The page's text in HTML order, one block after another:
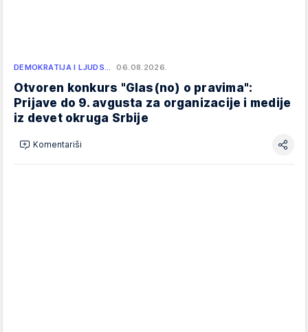
DEMOKRATIJA I LJUDS… 06.08.2026.
Otvoren konkurs "Glas(no) o pravima":
Prijave do 9. avgusta za organizacije i medije
iz devet okruga Srbije
Komentariši